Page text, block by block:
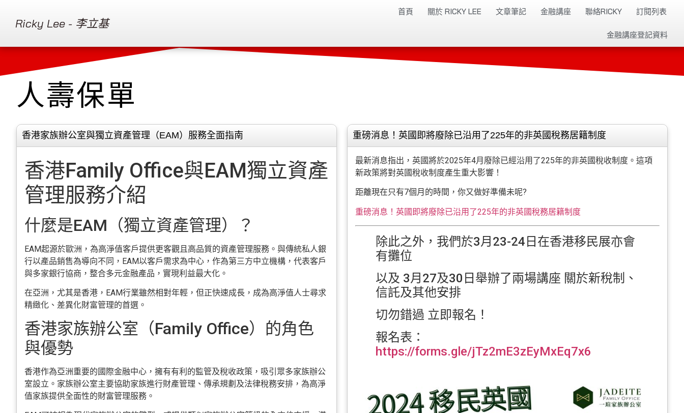
Ricky Lee - 李立基
首頁 關於 RICKY LEE 文章筆記 金融講座 聯絡RICKY 訂閱列表
金融講座登記資料
人壽保單
香港家族辦公室與獨立資產管理（EAM）服務全面指南
香港Family Office與EAM獨立資產
管理服務介紹
什麼是EAM（獨立資產管理）？
EAM起源於歐洲，為高淨值客戶提供更客觀且高品質的資產管理服務。與傳統私人銀
行以產品銷售為導向不同，EAM以客戶需求為中心，作為第三方中立機構，代表客戶
與多家銀行協商，整合多元金融產品，實現利益最大化。
在亞洲，尤其是香港，EAM行業雖然相對年輕，但正快速成長，成為高淨值人士尋求
精緻化、差異化財富管理的首選。
香港家族辦公室（Family Office）的角色
與優勢
香港作為亞洲重要的國際金融中心，擁有有利的監管及稅收政策，吸引眾多家族辦公
室設立。家族辦公室主要協助家族進行財產管理、傳承規劃及法律稅務安排，為高淨
值家族提供全面性的財富管理服務。
重磅消息！英國即將廢除已沿用了225年的非英國稅務居籍制度
最新消息指出，英國將於2025年4月廢除已經沿用了225年的非英國稅收制度。這項
新政策將對英國稅收制度產生重大影響！
距離現在只有7個月的時間，你又做好準備未呢?
重磅消息！英國即將廢除已沿用了225年的非英國稅務居籍制度
除此之外，我們於3月23-24日在香港移民展亦會
有攤位
以及 3月27及30日舉辦了兩場講座 關於新稅制、
信託及其他安排
切勿錯過 立即報名！
報名表：
https://forms.gle/jTz2mE3zEyMxEq7x6